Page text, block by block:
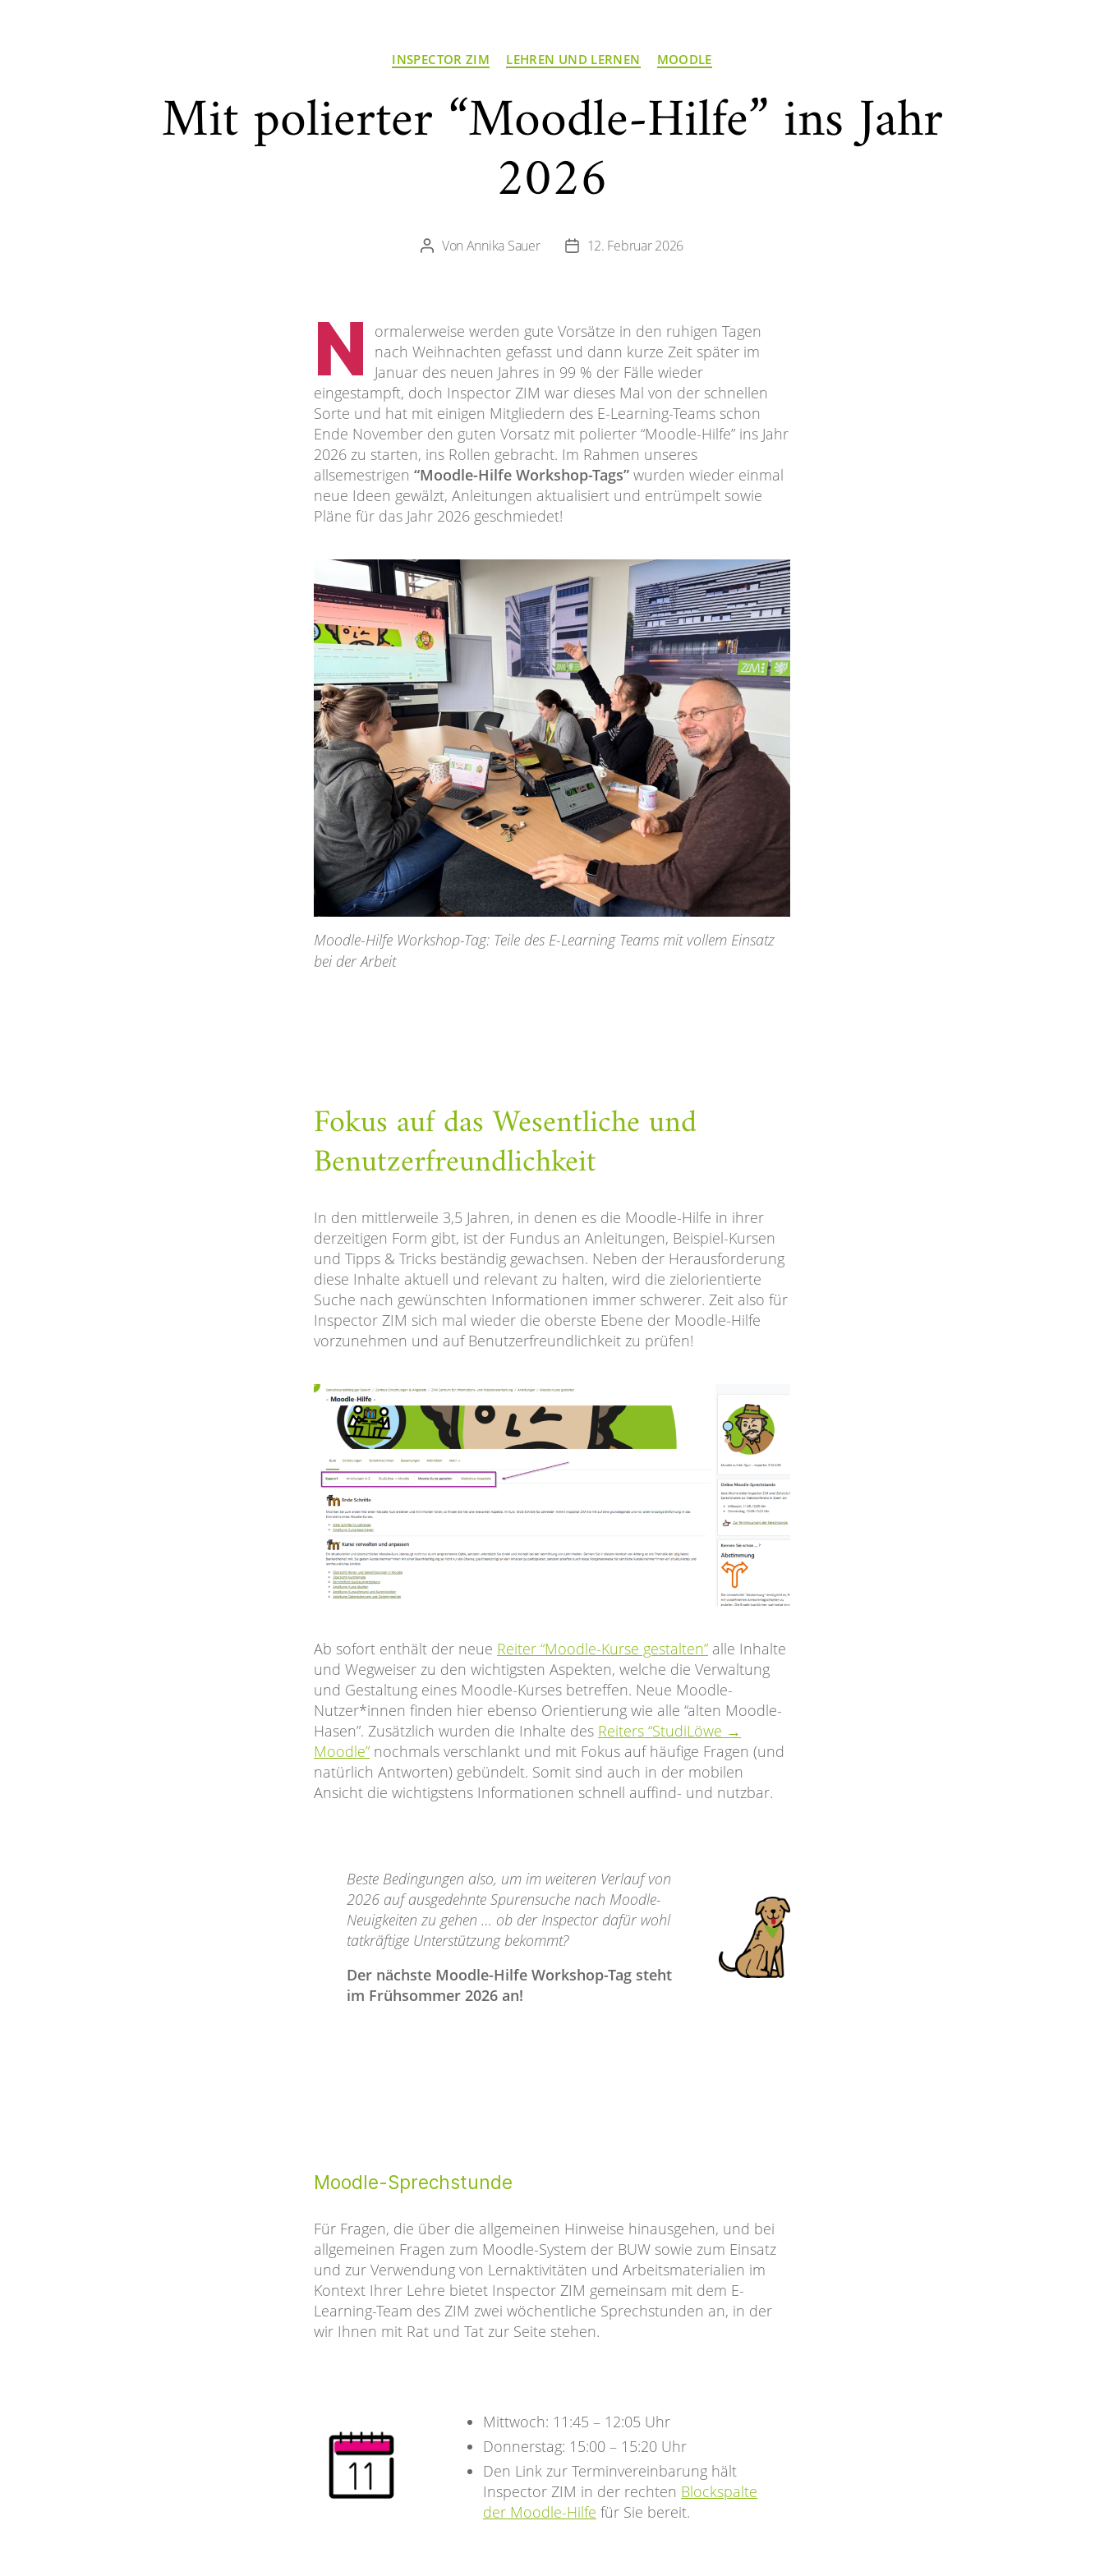
Kategorien
INSPECTOR ZIM LEHREN UND LERNEN MOODLE
Mit polierter “Moodle-Hilfe” ins Jahr
2026
Beitragsautor
Von Annika Sauer Veröffentlichungsdatum
12. Februar 2026
N
ormalerweise werden gute Vorsätze in den ruhigen Tagen
nach Weihnachten gefasst und dann kurze Zeit später im
Januar des neuen Jahres in 99 % der Fälle wieder
eingestampft, doch Inspector ZIM war dieses Mal von der schnellen
Sorte und hat mit einigen Mitgliedern des E-Learning-Teams schon
Ende November den guten Vorsatz mit polierter “Moodle-Hilfe” ins Jahr
2026 zu starten, ins Rollen gebracht. Im Rahmen unseres
allsemestrigen “Moodle-Hilfe Workshop-Tags” wurden wieder einmal
neue Ideen gewälzt, Anleitungen aktualisiert und entrümpelt sowie
Pläne für das Jahr 2026 geschmiedet!
Moodle-Hilfe Workshop-Tag: Teile des E-Learning Teams mit vollem Einsatz
bei der Arbeit
Fokus auf das Wesentliche und
Benutzerfreundlichkeit
In den mittlerweile 3,5 Jahren, in denen es die Moodle-Hilfe in ihrer
derzeitigen Form gibt, ist der Fundus an Anleitungen, Beispiel-Kursen
und Tipps & Tricks beständig gewachsen. Neben der Herausforderung
diese Inhalte aktuell und relevant zu halten, wird die zielorientierte
Suche nach gewünschten Informationen immer schwerer. Zeit also für
Inspector ZIM sich mal wieder die oberste Ebene der Moodle-Hilfe
vorzunehmen und auf Benutzerfreundlichkeit zu prüfen!
Ab sofort enthält der neue Reiter “Moodle-Kurse gestalten” alle Inhalte
und Wegweiser zu den wichtigsten Aspekten, welche die Verwaltung
und Gestaltung eines Moodle-Kurses betreffen. Neue Moodle-
Nutzer*innen finden hier ebenso Orientierung wie alle “alten Moodle-
Hasen”. Zusätzlich wurden die Inhalte des Reiters “StudiLöwe →
Moodle” nochmals verschlankt und mit Fokus auf häufige Fragen (und
natürlich Antworten) gebündelt. Somit sind auch in der mobilen
Ansicht die wichtigstens Informationen schnell auffind- und nutzbar.
Beste Bedingungen also, um im weiteren Verlauf von
2026 auf ausgedehnte Spurensuche nach Moodle-
Neuigkeiten zu gehen … ob der Inspector dafür wohl
tatkräftige Unterstützung bekommt?
Der nächste Moodle-Hilfe Workshop-Tag steht
im Frühsommer 2026 an!
Moodle-Sprechstunde
Für Fragen, die über die allgemeinen Hinweise hinausgehen, und bei
allgemeinen Fragen zum Moodle-System der BUW sowie zum Einsatz
und zur Verwendung von Lernaktivitäten und Arbeitsmaterialien im
Kontext Ihrer Lehre bietet Inspector ZIM gemeinsam mit dem E-
Learning-Team des ZIM zwei wöchentliche Sprechstunden an, in der
wir Ihnen mit Rat und Tat zur Seite stehen.
Mittwoch: 11:45 – 12:05 Uhr
Donnerstag: 15:00 – 15:20 Uhr
Den Link zur Terminvereinbarung hält
Inspector ZIM in der rechten Blockspalte
der Moodle-Hilfe für Sie bereit.